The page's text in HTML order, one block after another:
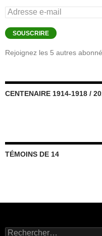
Adresse
e-
mail
SOUSCRIRE
Rejoignez les 5 autres
CENTENAIRE 1914-1918 /
TÉMOINS DE 14
Rechercher :